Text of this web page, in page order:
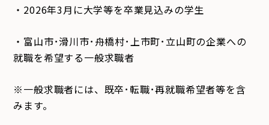
・2026年3月に大学等を卒業見込みの学生
・富山市･滑川市･舟橋村･上市町･立山町の企業への
就職を希望する一般求職者
※一般求職者には、既卒･転職･再就職希望者等を含
みます。